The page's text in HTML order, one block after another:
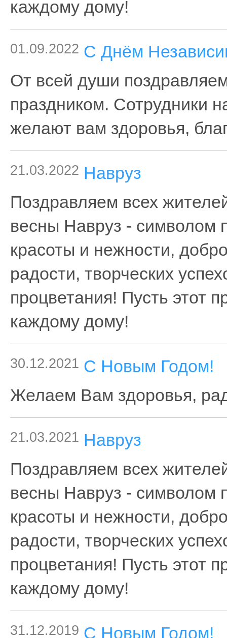
каждому дому!
01.09.2022 С Днём
От всей души
праздником. Сотрудники
желают вам здоровья,
21.03.2022 Навруз
Поздравляем всех
весны Навруз - символом
красоты и нежности,
радости, творческих
процветания! Пусть этот
каждому дому!
30.12.2021 С Новым Годом!
Желаем Вам здоровья,
21.03.2021 Навруз
Поздравляем всех
весны Навруз - символом
красоты и нежности,
радости, творческих
процветания! Пусть этот
каждому дому!
31.12.2019 С Новым Годом!